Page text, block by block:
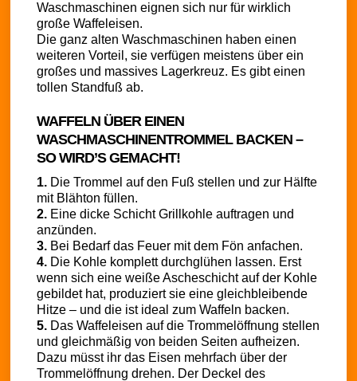
Waschmaschinen eignen sich nur für wirklich
große Waffeleisen.
Die ganz alten Waschmaschinen haben einen
weiteren Vorteil, sie verfügen meistens über ein
großes und massives Lagerkreuz. Es gibt einen
tollen Standfuß ab.
WAFFELN ÜBER EINEN
WASCHMASCHINENTROMMEL BACKEN –
SO WIRD’S GEMACHT!
1. Die Trommel auf den Fuß stellen und zur Hälfte
mit Blähton füllen.
2. Eine dicke Schicht Grillkohle auftragen und
anzünden.
3. Bei Bedarf das Feuer mit dem Fön anfachen.
4. Die Kohle komplett durchglühen lassen. Erst
wenn sich eine weiße Ascheschicht auf der Kohle
gebildet hat, produziert sie eine gleichbleibende
Hitze – und die ist ideal zum Waffeln backen.
5. Das Waffeleisen auf die Trommelöffnung stellen
und gleichmäßig von beiden Seiten aufheizen.
Dazu müsst ihr das Eisen mehrfach über der
Trommelöffnung drehen. Der Deckel des